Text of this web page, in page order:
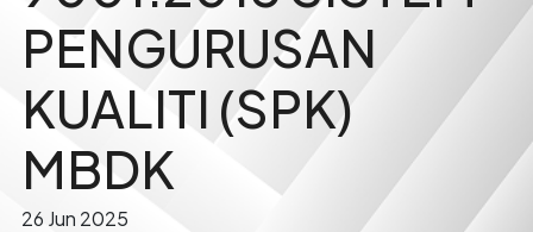
PENGURUSAN
KUALITI (SPK)
MBDK
26 Jun 2025